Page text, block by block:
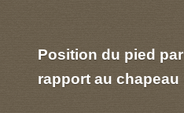
Position du pied par
rapport au chapeau